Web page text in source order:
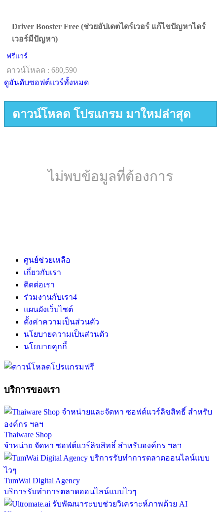
Driver Booster Free (ช่วยอัปเดตไดร์เวอร์ แก้ไขปัญหาไดร์
เวอร์มีปัญหา)
ฟรีแวร์
ดาวน์โหลด : 680,590
ดูอันดับซอฟต์แวร์ทั้งหมด
ดาวน์โหลด โปรแกรม มาใหม่ล่าสุด
ไม่พบข้อมูลที่ต้องการ
ศูนย์ช่วยเหลือ
เกี่ยวกับเรา
ติดต่อเรา
ร่วมงานกับเรา4
แผนผังเว็บไซต์
ตั้งค่าความเป็นส่วนตัว
นโยบายความเป็นส่วนตัว
นโยบายคุกกี้
บริการของเรา
Thaiware Shop
จำหน่าย จัดหา ซอฟต์แวร์ลิขสิทธิ์ สำหรับองค์กร ฯลฯ
TumWai Digital Agency
บริการรับทำการตลาดออนไลน์แบบไวๆ